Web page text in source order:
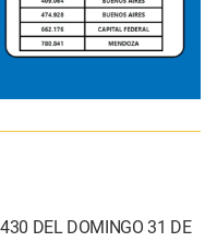
DEL DOMINGO 31 DE